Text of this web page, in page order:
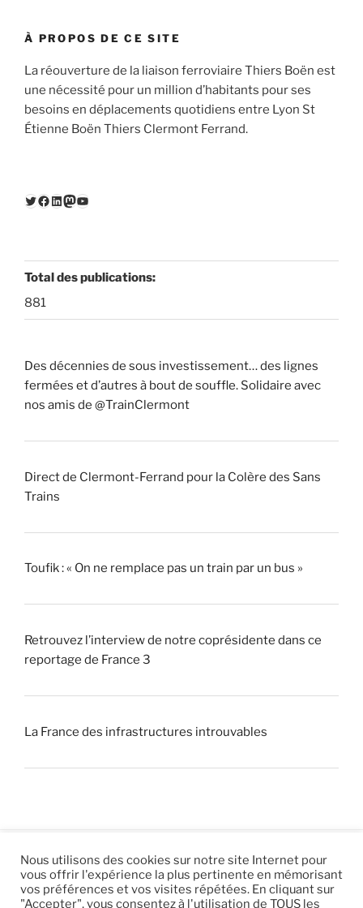
À PROPOS DE CE SITE
La réouverture de la liaison ferroviaire Thiers Boën est
une nécessité pour un million d’habitants pour ses
besoins en déplacements quotidiens entre Lyon St
Étienne Boën Thiers Clermont Ferrand.
Twitter
Facebook
LinkedIn
Mastodon
YouTube
Total des publications:
881
Des décennies de sous investissement… des lignes
fermées et d’autres à bout de souffle. Solidaire avec
nos amis de @TrainClermont
Direct de Clermont-Ferrand pour la Colère des Sans
Trains
Toufik : « On ne remplace pas un train par un bus »
Retrouvez l’interview de notre coprésidente dans ce
reportage de France 3
La France des infrastructures introuvables
© 2026 |Mentions légales|Hébergement Eur’Net.|
Nous utilisons des cookies sur notre site Internet pour
vous offrir l'expérience la plus pertinente en mémorisant
vos préférences et vos visites répétées. En cliquant sur
"Accepter", vous consentez à l'utilisation de TOUS les